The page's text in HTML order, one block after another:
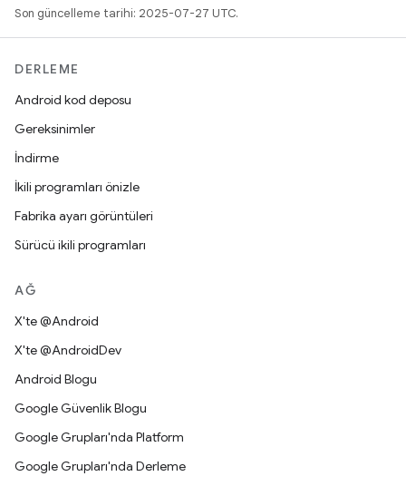
Son güncelleme tarihi: 2025-07-27 UTC.
DERLEME
Android kod deposu
Gereksinimler
İndirme
İkili programları önizle
Fabrika ayarı görüntüleri
Sürücü ikili programları
AĞ
X'te @Android
X'te @AndroidDev
Android Blogu
Google Güvenlik Blogu
Google Grupları'nda Platform
Google Grupları'nda Derleme